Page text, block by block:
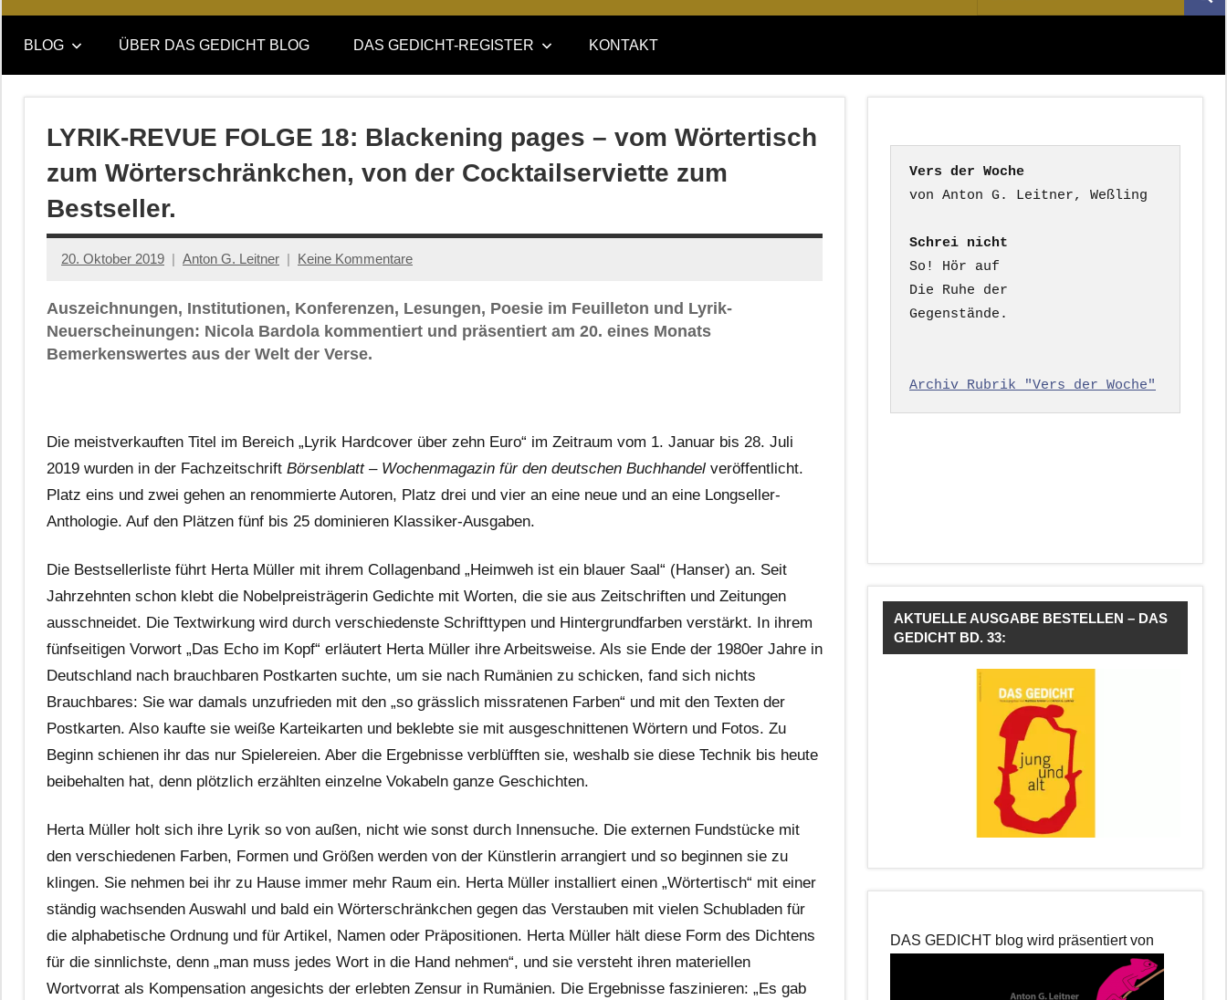
DAS
GEDICHT
blog
DAS
GEDICHT.
Zeitschrift
nach:
BLOG ÜBER DAS GEDICHT BLOG DAS GEDICHT-REGISTER KONTAKT
LYRIK-REVUE FOLGE 18: Blackening pages – vom Wörtertisch
zum Wörterschränkchen, von der Cocktailserviette zum
Bestseller.
20. Oktober 2019 Anton G. Leitner Keine Kommentare
Auszeichnungen, Institutionen, Konferenzen, Lesungen, Poesie im Feuilleton und Lyrik-
Neuerscheinungen: Nicola Bardola kommentiert und präsentiert am 20. eines Monats
Bemerkenswertes aus der Welt der Verse.
Die meistverkauften Titel im Bereich „Lyrik Hardcover über zehn Euro“ im Zeitraum vom 1. Januar bis 28. Juli
2019 wurden in der Fachzeitschrift Börsenblatt – Wochenmagazin für den deutschen Buchhandel veröffentlicht.
Platz eins und zwei gehen an renommierte Autoren, Platz drei und vier an eine neue und an eine Longseller-
Anthologie. Auf den Plätzen fünf bis 25 dominieren Klassiker-Ausgaben.
Die Bestsellerliste führt Herta Müller mit ihrem Collagenband „Heimweh ist ein blauer Saal“ (Hanser) an. Seit
Jahrzehnten schon klebt die Nobelpreisträgerin Gedichte mit Worten, die sie aus Zeitschriften und Zeitungen
ausschneidet. Die Textwirkung wird durch verschiedenste Schrifttypen und Hintergrundfarben verstärkt. In ihrem
fünfseitigen Vorwort „Das Echo im Kopf“ erläutert Herta Müller ihre Arbeitsweise. Als sie Ende der 1980er Jahre in
Deutschland nach brauchbaren Postkarten suchte, um sie nach Rumänien zu schicken, fand sich nichts
Brauchbares: Sie war damals unzufrieden mit den „so grässlich missratenen Farben“ und mit den Texten der
Postkarten. Also kaufte sie weiße Karteikarten und beklebte sie mit ausgeschnittenen Wörtern und Fotos. Zu
Beginn schienen ihr das nur Spielereien. Aber die Ergebnisse verblüfften sie, weshalb sie diese Technik bis heute
beibehalten hat, denn plötzlich erzählten einzelne Vokabeln ganze Geschichten.
Herta Müller holt sich ihre Lyrik so von außen, nicht wie sonst durch Innensuche. Die externen Fundstücke mit
den verschiedenen Farben, Formen und Größen werden von der Künstlerin arrangiert und so beginnen sie zu
klingen. Sie nehmen bei ihr zu Hause immer mehr Raum ein. Herta Müller installiert einen „Wörtertisch“ mit einer
ständig wachsenden Auswahl und bald ein Wörterschränkchen gegen das Verstauben mit vielen Schubladen für
die alphabetische Ordnung und für Artikel, Namen oder Präpositionen. Herta Müller hält diese Form des Dichtens
für die sinnlichste, denn „man muss jedes Wort in die Hand nehmen“, und sie versteht ihren materiellen
Wortvorrat als Kompensation angesichts der erlebten Zensur in Rumänien. Die Ergebnisse faszinieren: „Es gab
Vers der Woche
Schrei nicht
So! Hör auf
Die Ruhe der
Gegenstände.
Archiv Rubrik "Vers der Woche"
AKTUELLE AUSGABE BESTELLEN – DAS
GEDICHT BD. 33:
DAS GEDICHT blog wird präsentiert von